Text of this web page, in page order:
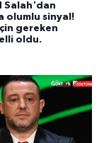
Salah'dan
olumlu sinyal!
gereken
oldu.